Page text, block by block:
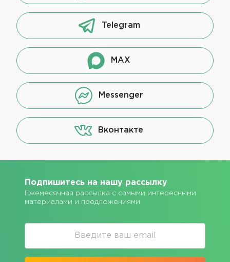
Telegram
MAX
Messenger
Вконтакте
Подпишитесь на нашу рассылку
Ежемесячная рассылка с самыми интересными
материалами и предложениями